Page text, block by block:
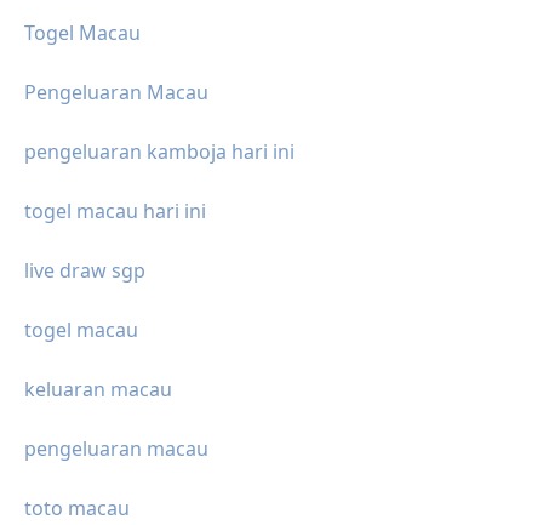
Togel Macau
Pengeluaran Macau
pengeluaran kamboja hari ini
togel macau hari ini
live draw sgp
togel macau
keluaran macau
pengeluaran macau
toto macau